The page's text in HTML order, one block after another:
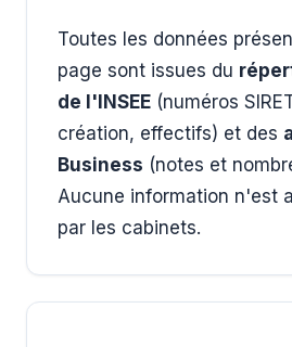
Toutes les données
page sont issues du
de l'INSEE (numéros
création, effectifs) et des
Business (notes et
Aucune information n'est
par les cabinets.